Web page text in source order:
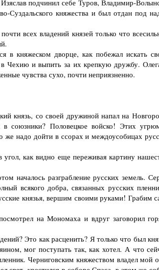
подчинил себе Туров, Владимир-
Суздальского княжества и был отдан под
всех владений князей только что
княжеском дворце, как побежал искать
Чехию и выпить за их крепкую дружбу.
чувства сухо, почти неприязненно.
князь, со своей дружиной напал на
союзники? Половецкое войско! Этих
же надо дойти в ссорах и междоусобицах
как видно еще переживая картину
разграбление русских земель.
всякого добра, связанных русских
князья, вершим своими руками! Грабим
на Мономаха и вдруг заговорил
Это как расценить? Я только что был
мог поступать так, как хотел. А что
Черниговским княжеством владел мой